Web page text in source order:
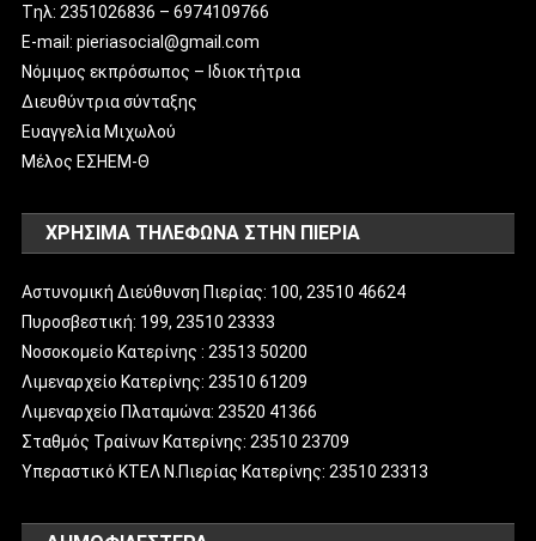
Tηλ: 2351026836 – 6974109766
E-mail: pieriasocial@gmail.com
Νόμιμος εκπρόσωπος – Ιδιοκτήτρια
Διευθύντρια σύνταξης
Ευαγγελία Μιχωλού
Μέλος ΕΣΗΕΜ-Θ
ΧΡΗΣΙΜΑ ΤΗΛΕΦΩΝΑ ΣΤΗΝ ΠΙΕΡΙΑ
Αστυνομική Διεύθυνση Πιερίας: 100, 23510 46624
Πυροσβεστική: 199, 23510 23333
Νοσοκομείο Κατερίνης : 23513 50200
Λιμεναρχείο Κατερίνης: 23510 61209
Λιμεναρχείο Πλαταμώνα: 23520 41366
Σταθμός Τραίνων Κατερίνης: 23510 23709
Υπεραστικό ΚΤΕΛ Ν.Πιερίας Κατερίνης: 23510 23313